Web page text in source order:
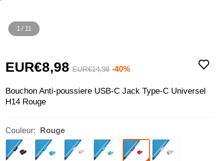
1 / 11
EUR€8,98 EUR€14,98 -40%
Bouchon Anti-poussiere USB-C Jack Type-C Universel
H14 Rouge
Couleur: Rouge